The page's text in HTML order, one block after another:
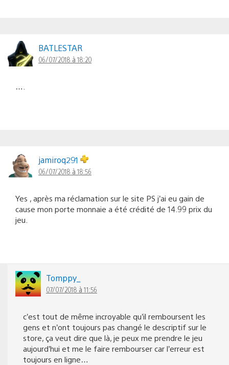
BATLESTAR
06/07/2018 à 18:20
….
jamiroq291
06/07/2018 à 18:56
Yes , après ma réclamation sur le site PS j’ai eu gain de
cause mon porte monnaie a été crédité de 14.99 prix du
jeu.
Tomppy_
07/07/2018 à 11:56
c’est tout de même incroyable qu’il remboursent les
gens et n’ont toujours pas changé le descriptif sur le
store, ça veut dire que là, je peux me prendre le jeu
aujourd’hui et me le faire rembourser car l’erreur est
toujours en ligne…